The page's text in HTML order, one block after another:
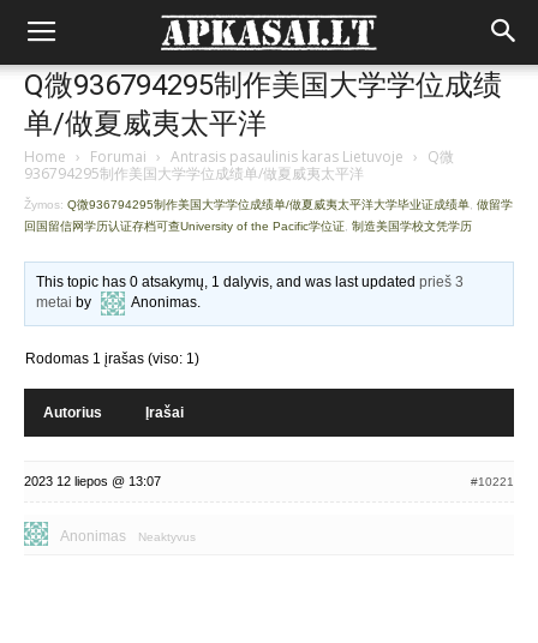
Q微936794295制作美国大学学位成绩
单/做夏威夷太平洋
Home › Forumai › Antrasis pasaulinis karas Lietuvoje › Q微
936794295制作美国大学学位成绩单/做夏威夷太平洋
Žymos: Q微936794295制作美国大学学位成绩单/做夏威夷太平洋大学毕业证成绩单 做留学
回国留信网学历认证存档可查University of the Pacific学位证 制造美国学校文凭学历
This topic has 0 atsakymų, 1 dalyvis, and was last updatedprieš 3
metai by Anonimas.
Rodomas 1 įrašas (viso: 1)
Autorius Įrašai
2023 12 liepos @ 13:07 #10221
Anonimas Neaktyvus